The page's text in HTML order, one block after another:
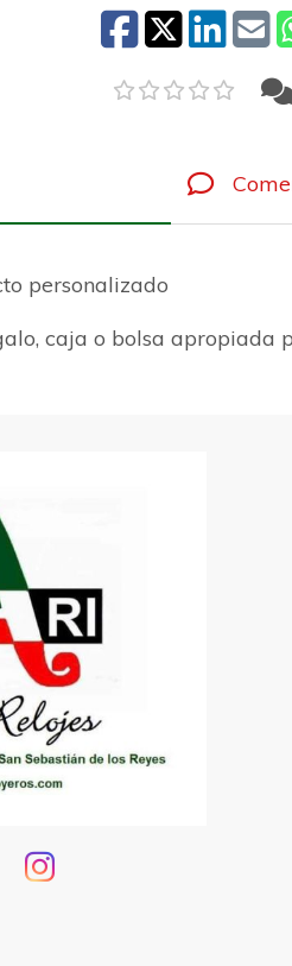
personalizado
caja o bolsa apropiada